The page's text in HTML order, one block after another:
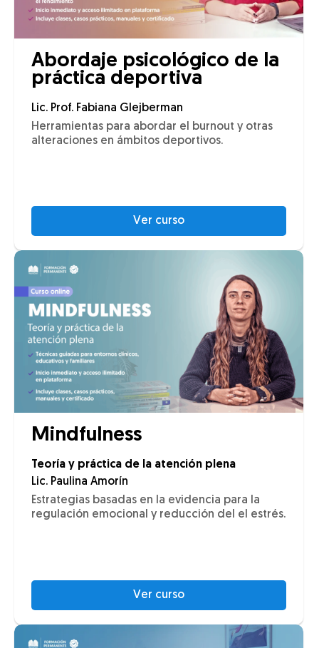
Abordaje psicológico de la
práctica deportiva
Lic. Prof. Fabiana Glejberman
Herramientas para abordar el burnout y otras
alteraciones en ámbitos deportivos.
Ver curso
Mindfulness
Teoría y práctica de la atención plena
Lic. Paulina Amorín
Estrategias basadas en la evidencia para la
regulación emocional y reducción del el estrés.
Ver curso